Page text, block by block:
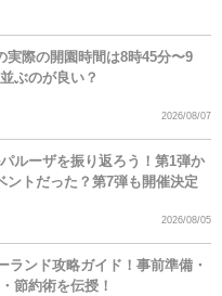
実際の開園時間は8時45分〜9
ぶのが良い？
2026/08/07
ルーザを振り返ろう！第1弾か
ントだった？第7弾も開催決定
2026/08/05
ランド攻略ガイド！事前準備・
節約術を伝授！